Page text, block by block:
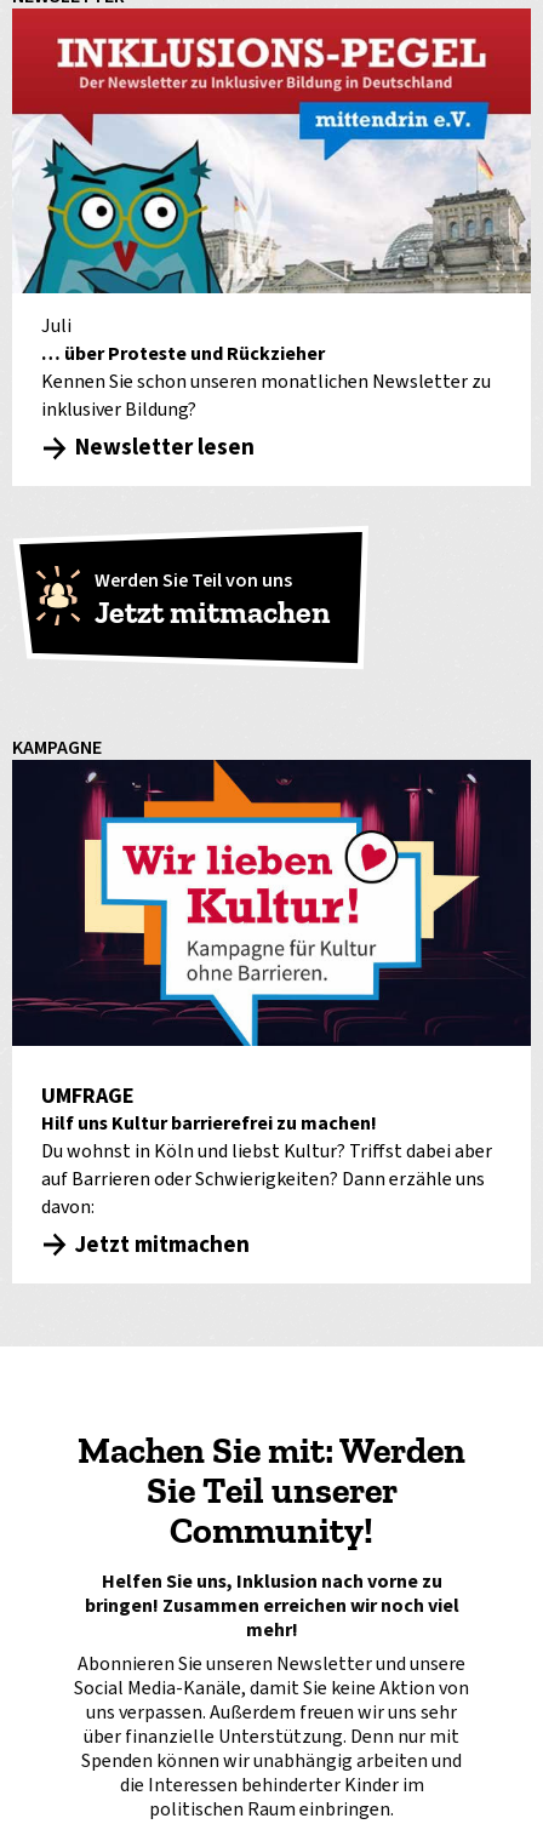
Juli
… über Proteste und Rückzieher
Kennen Sie schon unseren monatlichen Newsletter zu
inklusiver Bildung?
Newsletter lesen
Werden Sie Teil von uns
Jetzt mitmachen
KAMPAGNE
UMFRAGE
Hilf uns Kultur barrierefrei zu machen!
Du wohnst in Köln und liebst Kultur? Triffst dabei aber
auf Barrieren oder Schwierigkeiten? Dann erzähle uns
davon:
Jetzt mitmachen
Machen Sie mit: Werden
Sie Teil unserer
Community!
Helfen Sie uns, Inklusion nach vorne zu
bringen! Zusammen erreichen wir noch viel
mehr!
Abonnieren Sie unseren Newsletter und unsere
Social Media-Kanäle, damit Sie keine Aktion von
uns verpassen. Außerdem freuen wir uns sehr
über finanzielle Unterstützung. Denn nur mit
Spenden können wir unabhängig arbeiten und
die Interessen behinderter Kinder im
politischen Raum einbringen.